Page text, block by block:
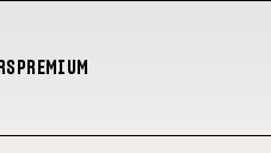
PREMIUM